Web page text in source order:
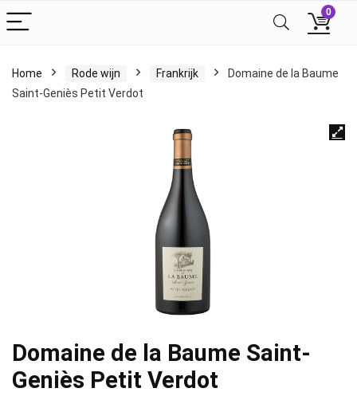
0
Home Rode wijn Frankrijk
Domaine de la Baume
Saint-Geniès Petit Verdot
Domaine de la Baume Saint-
Geniès Petit Verdot